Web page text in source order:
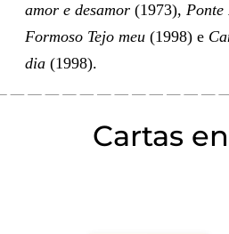
amor e desamor (1973), Ponte
Formoso Tejo meu (1998) e
dia (1998).
Cartas